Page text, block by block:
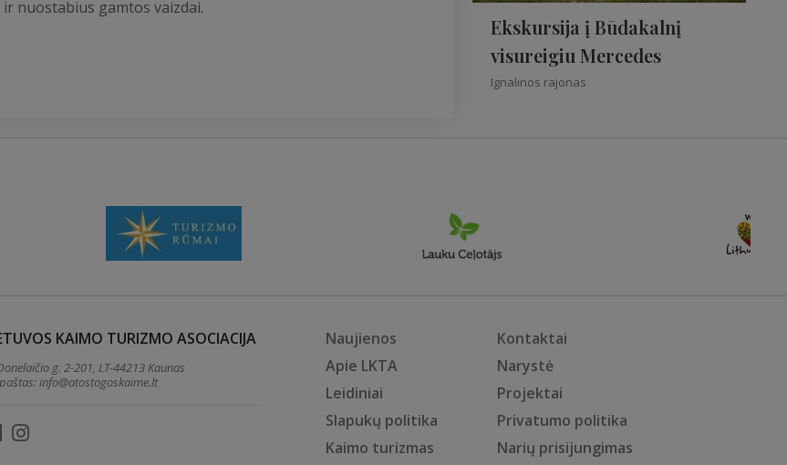
nuostabius gamtos vaizdai.
Ekskursija į Būdakalnį
visureigiu Mercedes
Ignalinos rajonas
KAIMO TURIZMO ASOCIACIJA
g. 2-201, LT-44213 Kaunas
info@atostogoskaime.lt
Naujienos
Kontaktai
Apie LKTA
Narystė
Leidiniai
Projektai
Slapukų politika
Privatumo politika
Kaimo turizmas
Narių prisijungimas